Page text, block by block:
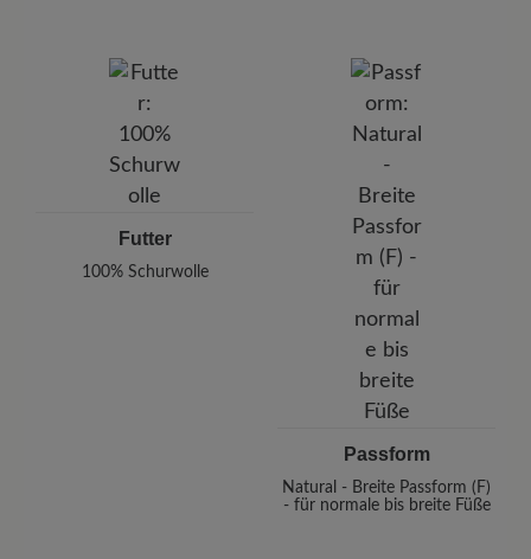
Futter
100% Schurwolle
Passform
Natural - Breite Passform (F)
- für normale bis breite Füße